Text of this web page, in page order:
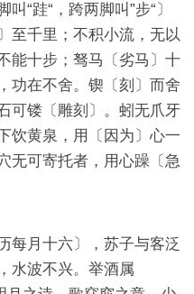
“跬“，跨两脚叫”步“〕
至千里；不积小流，无以
能十步；驽马〔劣马〕十
功在不舍。锲〔刻〕而舍
可镂〔雕刻〕。蚓无爪牙
饮黄泉，用〔因为〕心一
无可寄托者，用心躁〔急
月十六〕，苏子与客泛
水波不兴。举酒属